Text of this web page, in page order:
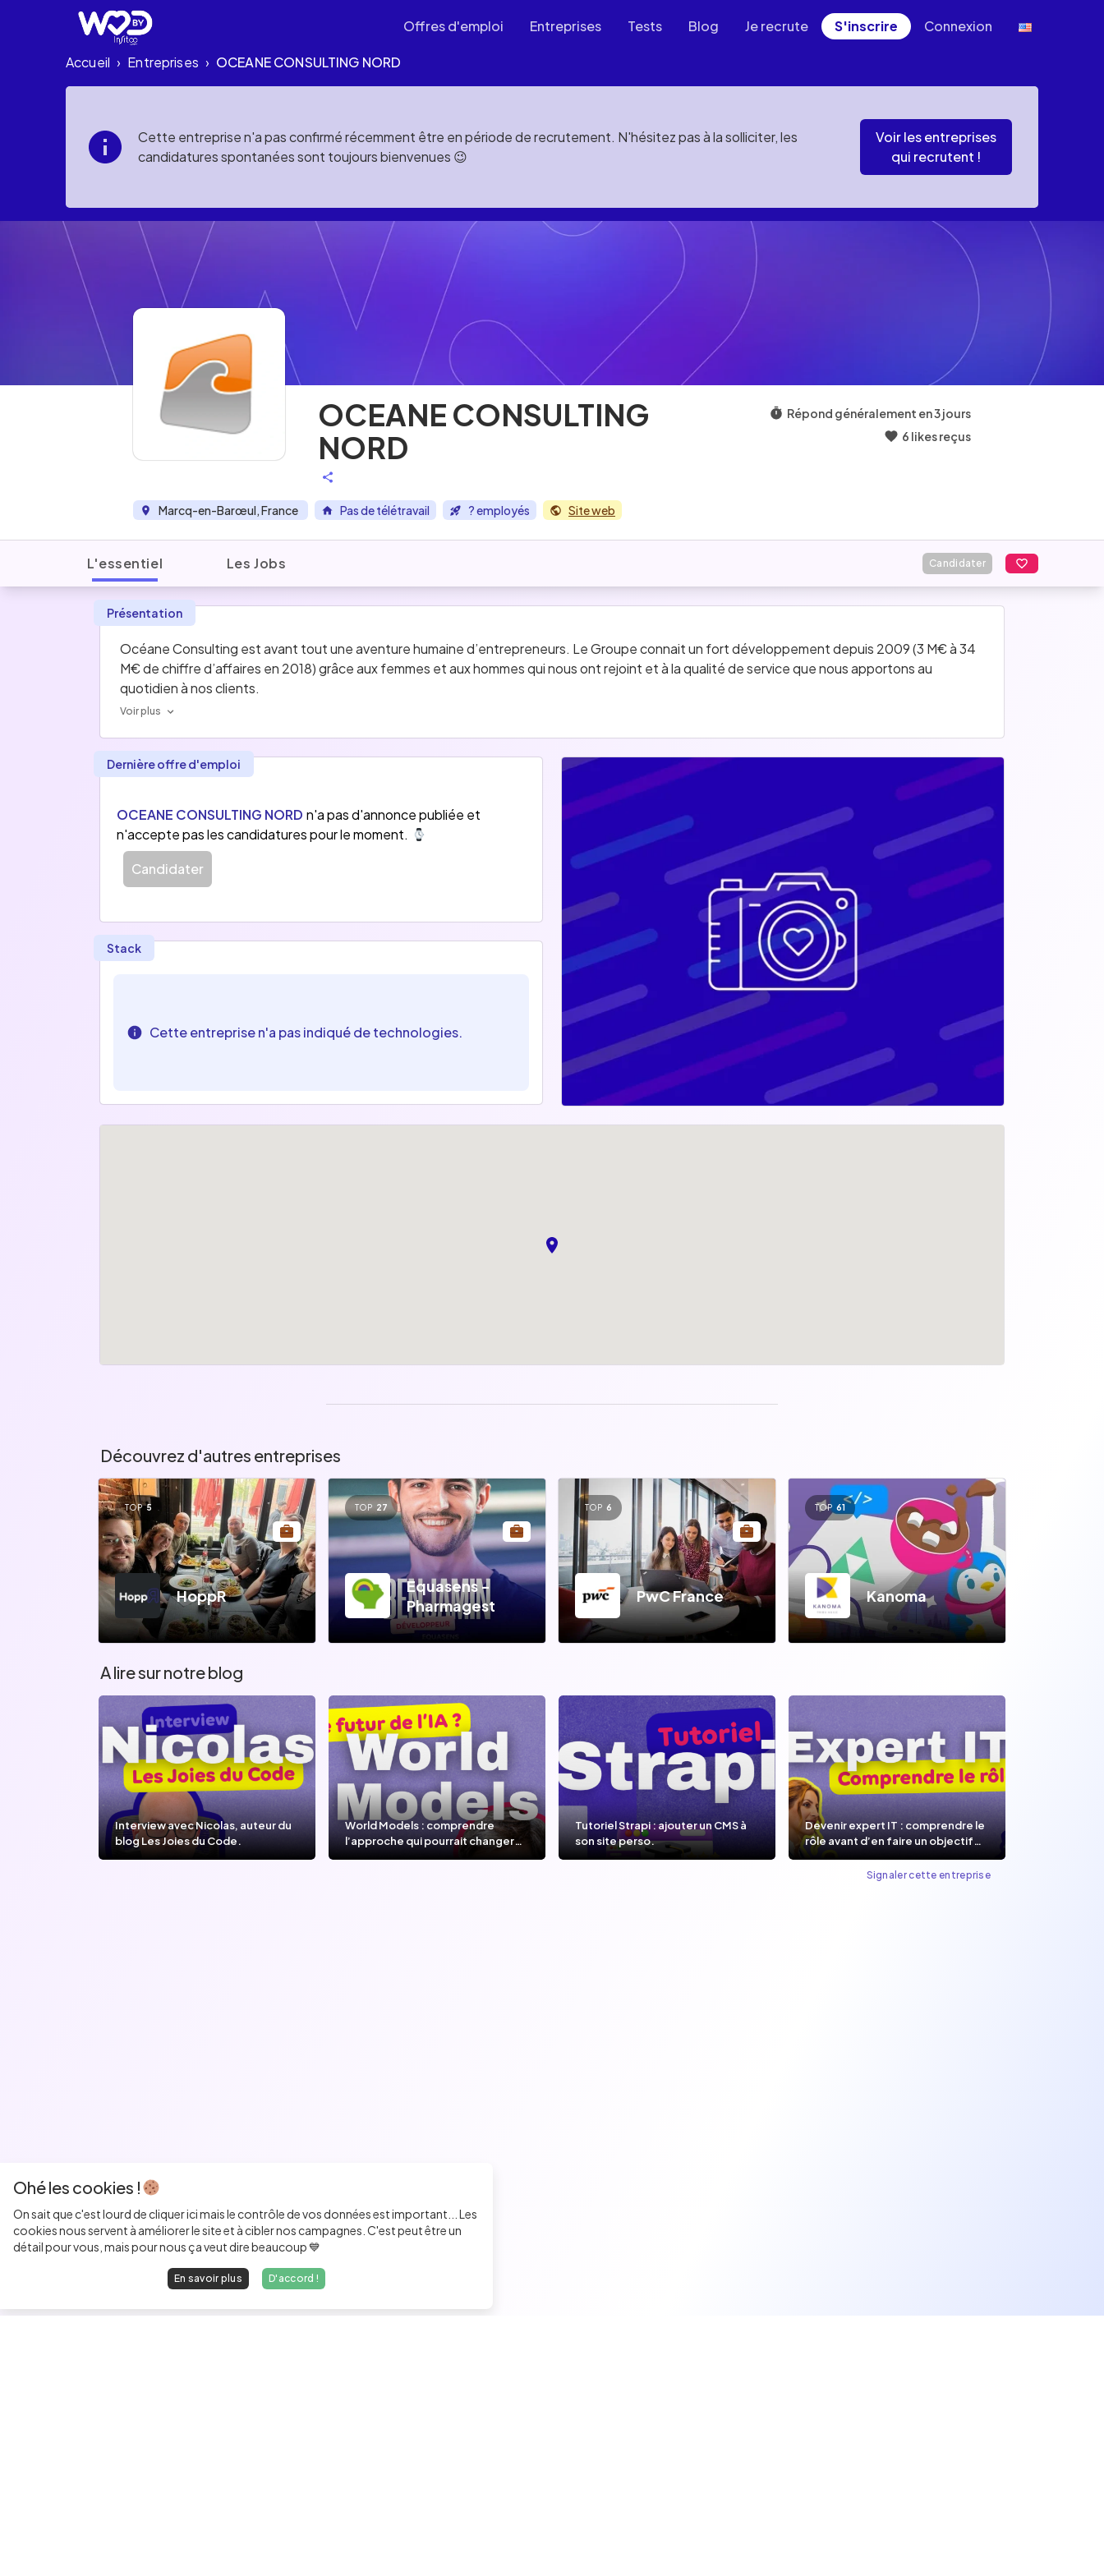
Offres d'emploi Entreprises Tests Blog Je recrute S'inscrire Connexion
Accueil › Entreprises › OCEANE CONSULTING NORD
Cette entreprise n'a pas confirmé récemment être en période de recrutement. N'hésitez pas à la solliciter, les
candidatures spontanées sont toujours bienvenues 😉
Voir les entreprises
qui recrutent !
OCEANE CONSULTING
NORD
Marcq-en-Barœul, France Pas de télétravail ? employés Site web
Répond généralement en 3 jours
6 likes reçus
L'essentiel Les Jobs Candidater
Présentation
Océane Consulting est avant tout une aventure humaine d’entrepreneurs. Le Groupe connait un fort développement depuis 2009 (3 M€ à 34
M€ de chiffre d’affaires en 2018) grâce aux femmes et aux hommes qui nous ont rejoint et à la qualité de service que nous apportons au
quotidien à nos clients.
Voir plus
Dernière offre d'emploi
OCEANE CONSULTING NORD n'a pas d'annonce publiée et
n'accepte pas les candidatures pour le moment.
Candidater
Stack
Cette entreprise n'a pas indiqué de technologies.
Découvrez d'autres entreprises
TOP 5
HoppR
TOP 27
Equasens -
Pharmagest
TOP 6
PwC France
TOP 61
Kanoma
A lire sur notre blog
Interview avec Nicolas, auteur du
blog Les Joies du Code.
World Models : comprendre
l’approche qui pourrait changer
Tutoriel Strapi : ajouter un CMS à
son site perso.
Devenir expert IT : comprendre le
rôle avant d’en faire un objectif
de carrière.
Signaler cette entreprise
Ohé les cookies !
On sait que c'est lourd de cliquer ici mais le contrôle de vos données est important... Les
cookies nous servent à améliorer le site et à cibler nos campagnes. C'est peut être un
détail pour vous, mais pour nous ça veut dire beaucoup 💙
En savoir plus D'accord !